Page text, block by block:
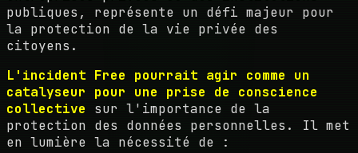
publiques, représente un défi majeur pour
la protection de la vie privée des
citoyens.
L'incident Free pourrait agir comme un
catalyseur pour une prise de conscience
collective sur l'importance de la
protection des données personnelles. Il met
en lumière la nécessité de :